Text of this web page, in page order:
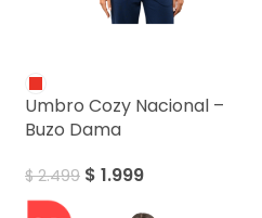
Umbro Cozy Nacional –
Buzo Dama
$2.499 $ 1.999